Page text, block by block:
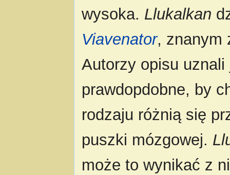
wysoka. Llukalkan
Viavenator, znanym
Autorzy opisu uznali
prawdopdobne, by
rodzaju różnią się
puszki mózgowej.
może to wynikać z